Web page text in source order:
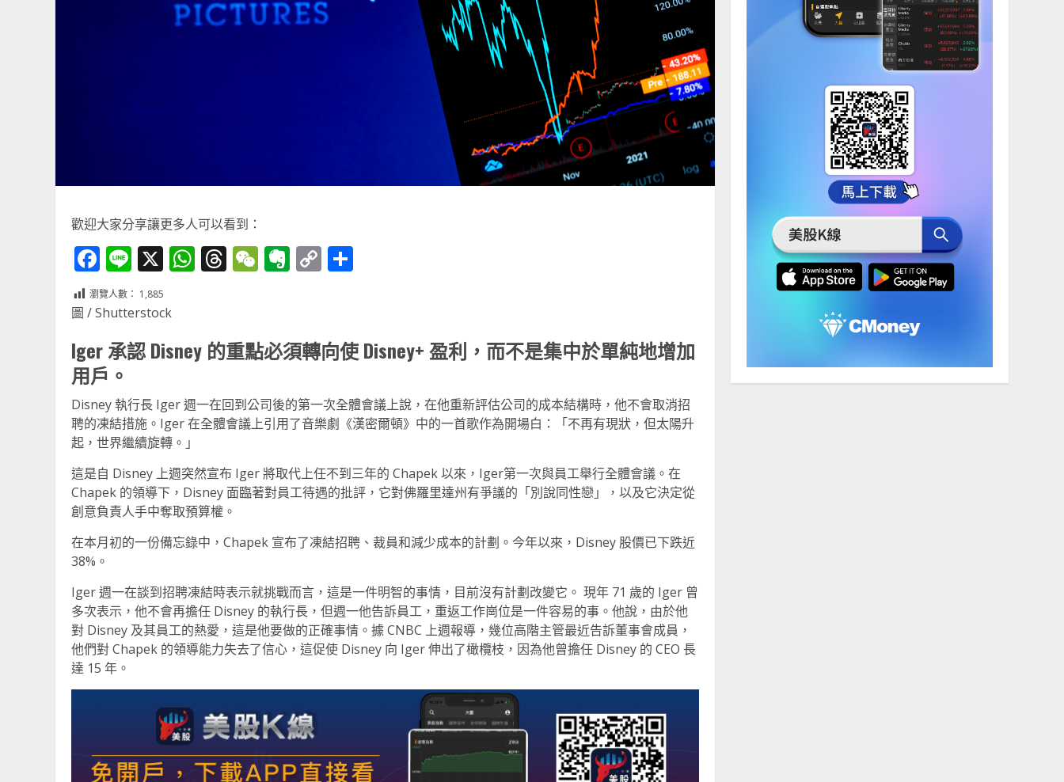
歡迎大家分享讓更多人可以看到：
Facebook
Line
X WhatsApp
Threads
WeChat
Evernote
Copy
瀏覽人數： 1,885
圖 / Shutterstock
Iger 承認 Disney 的重點必須轉向使 Disney+ 盈利，而不是集中於單純地增加
用戶。
Disney 執行長 Iger 週一在回到公司後的第一次全體會議上說，在他重新評估公司的成本結構時，他不會取消招
聘的凍結措施。Iger 在全體會議上引用了音樂劇《漢密爾頓》中的一首歌作為開場白：「不再有現狀，但太陽升
起，世界繼續旋轉。」
這是自 Disney 上週突然宣布 Iger 將取代上任不到三年的 Chapek 以來，Iger第一次與員工舉行全體會議。在
Chapek 的領導下，Disney 面臨著對員工待遇的批評，它對佛羅里達州有爭議的「別說同性戀」，以及它決定從
創意負責人手中奪取預算權。
在本月初的一份備忘錄中，Chapek 宣布了凍結招聘、裁員和減少成本的計劃。今年以來，Disney 股價已下跌近
38%。
Iger 週一在談到招聘凍結時表示就挑戰而言，這是一件明智的事情，目前沒有計劃改變它。 現年 71 歲的 Iger 曾
多次表示，他不會再擔任 Disney 的執行長，但週一他告訴員工，重返工作崗位是一件容易的事。他說，由於他
對 Disney 及其員工的熱愛，這是他要做的正確事情。據 CNBC 上週報導，幾位高階主管最近告訴董事會成員，
他們對 Chapek 的領導能力失去了信心，這促使 Disney 向 Iger 伸出了橄欖枝，因為他曾擔任 Disney 的 CEO 長
達 15 年。